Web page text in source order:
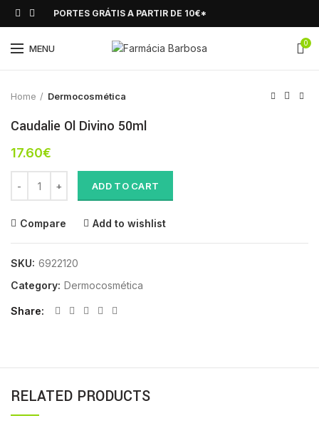
PORTES GRÁTIS A PARTIR DE 10€*
MENU 0
Click to enlarge
Home Dermocosmética
Caudalie Ol Divino 50ml
17.60€
ADD TO CART
Compare Add to wishlist
SKU: 6922120
Category: Dermocosmética
Share
RELATED PRODUCTS